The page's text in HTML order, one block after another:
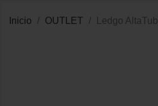
Inicio OUTLET Ledgo